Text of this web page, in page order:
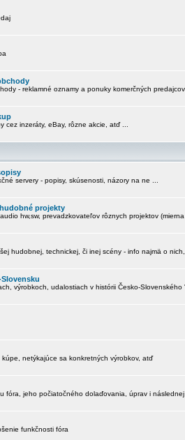
- reklamné oznamy a ponuky komerčných predajcov
cez inzeráty, eBay, rôzne akcie, atď ...
servery - popisy, skúsenosti, názory na ne ...
projekty
hw,sw, prevadzkovateľov rôznych projektov
hudobnej, technickej, či inej scény - info najmä o
výrobkoch, udalostiach v histórii Česko-Slovenského
netýkajúce sa konkretných výrobkov, atď
fóra, jeho počiatočného dolaďovania, úprav i
funkčnosti fóra